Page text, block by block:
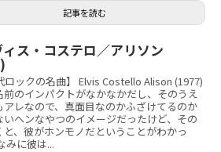
記事を読む
ス・コステロ／アリソン
ロックの名曲】 Elvis Costello Alison (1977)
前のインパクトがなかなかだし、そのうえ
アレなので、真面目なのかふざけてるのか
いヘンなやつのイメージだったけど、その
と、彼がホンモノだということがわかっ
みに彼は...